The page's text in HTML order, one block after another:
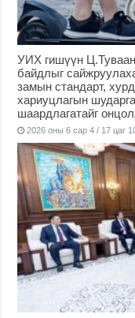
УИХ гишүүн
байдлыг
замын стандарт,
хариуцлагын
шаардлагатайг
2026 оны 6 сар 4 / 17 цаг